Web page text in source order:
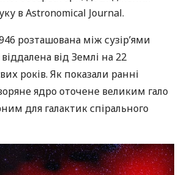
в Astronomical Journal.
розташована між сузір’ями
від Землі на 22
років. Як показали ранні
ядро оточене великим гало
для галактик спірального